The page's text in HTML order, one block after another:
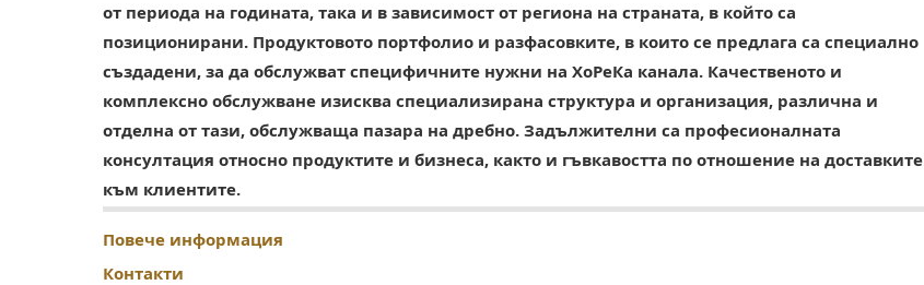
от периода на годината, така и в зависимост от региона на страната, в който са
позиционирани. Продуктовото портфолио и разфасовките, в които се предлага са специално
създадени, за да обслужват специфичните нужни на ХоРеКа канала. Качественото и
комплексно обслужване изисква специализирана структура и организация, различна и
отделна от тази, обслужваща пазара на дребно. Задължителни са професионалната
консултация относно продуктите и бизнеса, както и гъвкавостта по отношение на доставките
към клиентите.
Повече информация
Контакти